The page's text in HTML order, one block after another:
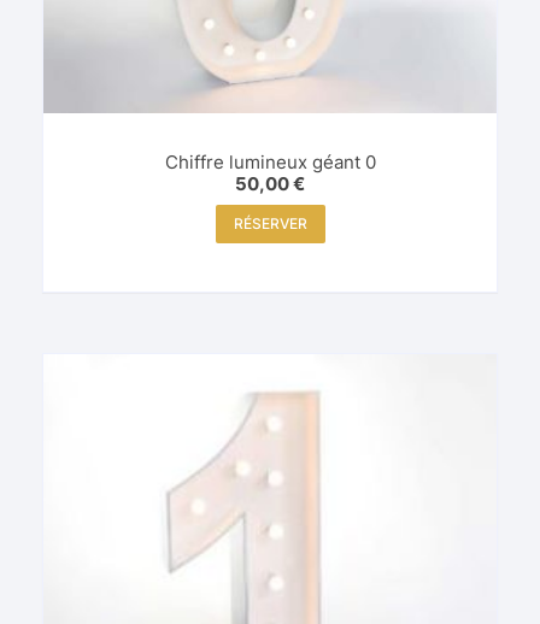
Chiffre lumineux géant 0
50,00€
RÉSERVER